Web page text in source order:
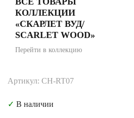
КОЛЛЕКЦИИ
«СКАРЛЕТ ВУД/
SCARLET WOOD»
Перейти в коллекцию
Артикул: CH-RT07
✓ В наличии